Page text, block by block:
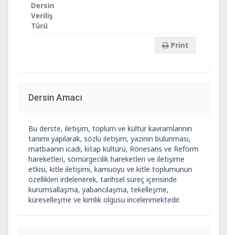
Dersin
Veriliş
Türü
Print
Dersin Amacı
Bu derste, iletişim, toplum ve kültür kavramlarının
tanımı yapılarak, sözlü iletişim, yazının bulunması,
matbaanın icadı, kitap kültürü, Rönesans ve Reform
hareketleri, sömürgecilik hareketleri ve iletişime
etkisi, kitle iletişimi, kamuoyu ve kitle toplumunun
özellikleri irdelenerek, tarihsel süreç içerisinde
kurumsallaşma, yabancılaşma, tekelleşme,
küreselleşme ve kimlik olgusu incelenmektedir.